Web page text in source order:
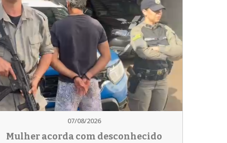
07/08/2026
Mulher acorda com desconhecido